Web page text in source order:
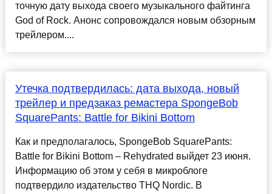
точную дату выхода своего музыкального файтинга
God of Rock. Анонс сопровождался новым обзорным
трейлером....
Утечка подтвердилась: дата выхода, новый
трейлер и предзаказ ремастера SpongeBob
SquarePants: Battle for Bikini Bottom
Как и предполагалось, SpongeBob SquarePants:
Battle for Bikini Bottom – Rehydrated выйдет 23 июня.
Информацию об этом у себя в микроблоге
подтвердило издательство THQ Nordic. В